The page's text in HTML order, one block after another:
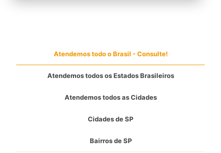
Atendemos todo o Brasil - Consulte!
Atendemos todos os Estados Brasileiros
Atendemos todos as Cidades
Cidades de SP
Bairros de SP